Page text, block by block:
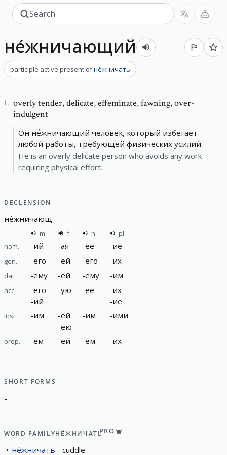
не́жничающий
participle active present ofне́жничать
1. overly tender,delicate, effeminate, fawning, over-
indulgent
Он не́жничающий человек, который избегает
любой работы, требующей физических усилий.
He is an overly delicate person who avoids any work
requiring physical effort.
DECLENSION
не́жничающ-
m f n
pl
nom.
-ий -ая -ее -ие
gen. -его -ей -его -их
dat. -ему -ей -ему -им
acc. -его
-ий
-ую -ее -их
-ие
inst. -им -ей
-ею
-им -ими
prep. -ем -ей -ем -их
SHORT FORMS
-
WORD FAMILYНЕ́ЖНИЧАТЬPRO
не́жничать cuddle